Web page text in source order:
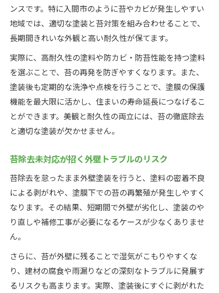
ンスです。特に入間市のように苔やカビが発生しやすい
地域では、適切な塗装と苔対策を組み合わせることで、
長期間きれいな外観と高い耐久性が保てます。
実際に、高耐久性の塗料や防カビ・防苔性能を持つ塗料
を選ぶことで、苔の再発を防ぎやすくなります。また、
塗装後も定期的な洗浄や点検を行うことで、塗膜の保護
機能を最大限に活かし、住まいの寿命延長につなげるこ
とができます。美観と耐久性の両立には、苔の徹底除去
と適切な塗装が欠かせません。
苔除去未対応が招く外壁トラブルのリスク
苔除去を怠ったまま外壁塗装を行うと、塗料の密着不良
による剥がれや、塗膜下での苔の再繁殖が発生しやすく
なります。その結果、短期間で外壁が劣化し、塗装のや
り直しや補修工事が必要になるケースが少なくありませ
ん。
さらに、苔が外壁に残ることで湿気がこもりやすくな
り、建材の腐食や雨漏りなどの深刻なトラブルに発展す
るリスクも高まります。実際、塗装後にすぐに剥がれた